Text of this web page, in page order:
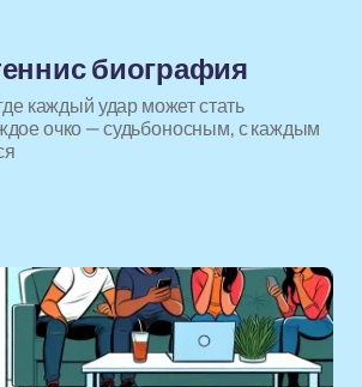
биография
каждый удар может стать
очко — судьбоносным, с каждым